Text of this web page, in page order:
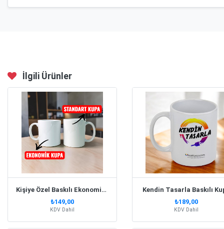
İlgili Ürünler
Kişiye Özel Baskılı Ekonomik Beyaz Kupa Bardak
₺149,00
KDV Dahil
Kendin Tasarla Baskılı
₺189,00
KDV Dahil